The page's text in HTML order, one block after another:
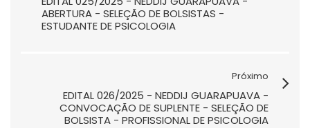
ABERTURA - SELEÇÃO DE BOLSISTAS -
ESTUDANTE DE PSICOLOGIA
Próximo
EDITAL 026/2025 - NEDDIJ GUARAPUAVA -
CONVOCAÇÃO DE SUPLENTE - SELEÇÃO DE
BOLSISTA - PROFISSIONAL DE PSICOLOGIA